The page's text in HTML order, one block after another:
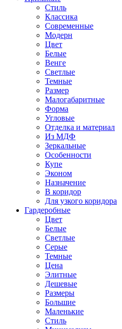
Стиль
Классика
Современные
Модерн
Цвет
Белые
Венге
Светлые
Темные
Размер
Малогабаритные
Форма
Угловые
Отделка и материал
Из МДФ
Зеркальные
Особенности
Купе
Эконом
Назначение
В коридор
Для узкого коридора
Гардеробные
Цвет
Белые
Светлые
Серые
Темные
Цена
Элитные
Дешевые
Размеры
Большие
Маленькие
Стиль